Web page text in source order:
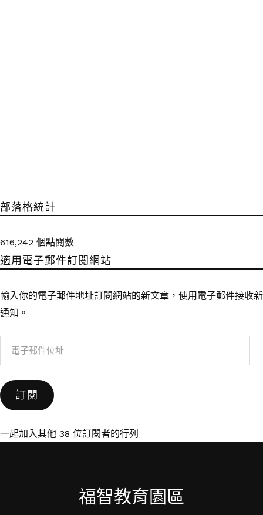
部落格統計
616,242 個點閱數
適用電子郵件訂閱網站
輸入你的電子郵件地址訂閱網站的新文章，使用電子郵件接收新
通知。
件
位
訂閱
一起加入其他 38 位訂閱者的行列
福智教育園區